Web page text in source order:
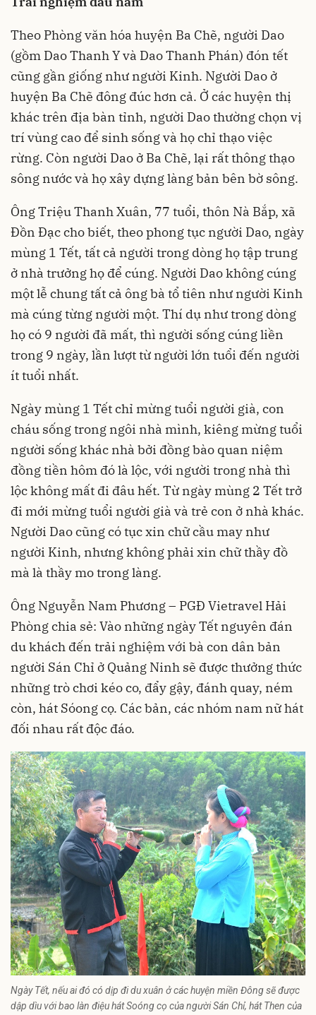
Theo Phòng văn hóa huyện Ba Chẽ, người Dao
(gồm Dao Thanh Y và Dao Thanh Phán) đón tết
cũng gần giống như người Kinh. Người Dao ở
huyện Ba Chẽ đông đúc hơn cả. Ở các huyện thị
khác trên địa bàn tỉnh, người Dao thường chọn vị
trí vùng cao để sinh sống và họ chỉ thạo việc
rừng. Còn người Dao ở Ba Chẽ, lại rất thông thạo
sông nước và họ xây dựng làng bản bên bờ sông.
Ông Triệu Thanh Xuân, 77 tuổi, thôn Nà Bắp, xã
Đồn Đạc cho biết, theo phong tục người Dao, ngày
mùng 1 Tết, tất cả người trong dòng họ tập trung
ở nhà trưởng họ để cúng. Người Dao không cúng
một lễ chung tất cả ông bà tổ tiên như người Kinh
mà cúng từng người một. Thí dụ như trong dòng
họ có 9 người đã mất, thì người sống cúng liền
trong 9 ngày, lần lượt từ người lớn tuổi đến người
ít tuổi nhất.
Ngày mùng 1 Tết chỉ mừng tuổi người già, con
cháu sống trong ngôi nhà mình, kiêng mừng tuổi
người sống khác nhà bởi đồng bào quan niệm
đồng tiền hôm đó là lộc, với người trong nhà thì
lộc không mất đi đâu hết. Từ ngày mùng 2 Tết trở
đi mới mừng tuổi người già và trẻ con ở nhà khác.
Người Dao cũng có tục xin chữ cầu may như
người Kinh, nhưng không phải xin chữ thầy đồ
mà là thầy mo trong làng.
Ông Nguyễn Nam Phương – PGĐ Vietravel Hải
Phòng chia sẻ: Vào những ngày Tết nguyên đán
du khách đến trải nghiệm với bà con dân bản
người Sán Chỉ ở Quảng Ninh sẽ được thưởng thức
những trò chơi kéo co, đẩy gậy, đánh quay, ném
còn, hát Sóong cọ. Các bản, các nhóm nam nữ hát
đối nhau rất độc đáo.
Ngày Tết, nếu ai đó có dịp đi du xuân ở các huyện miền Đông sẽ được
dập dìu với bao làn điệu hát Soóng cọ của người Sán Chỉ, hát Then của